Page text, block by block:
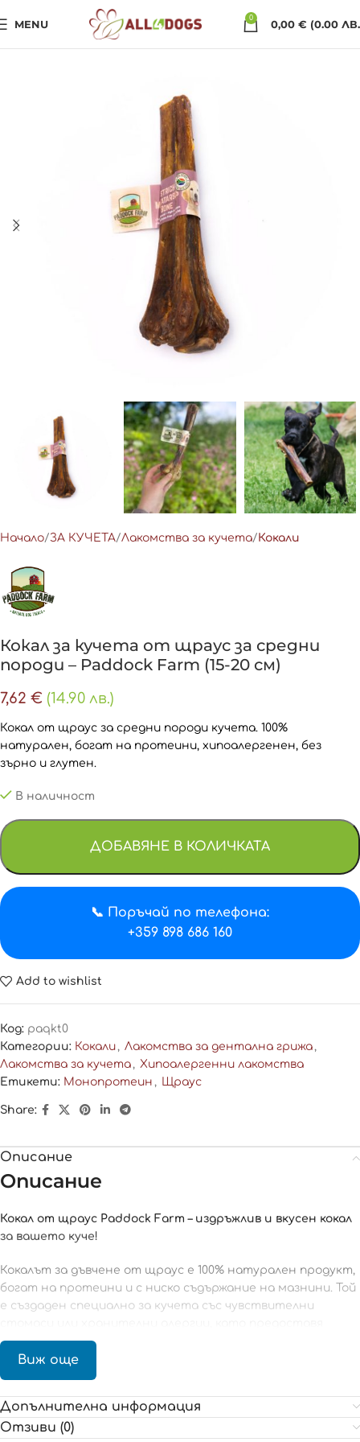
MENU 0 0,00 € (0.00
Начало ЗА КУЧЕТА Лакомства за кучета Кокали
Кокал за кучета от щраус за средни
породи – Paddock Farm (15-20 см)
7,62 € (14.90 лв.)
Кокал от щраус за средни породи кучета. 100%
натурален, богат на протеини, хипоалергенен, без
зърно и глутен.
В наличност
ДОБАВЯНЕ В КОЛИЧКАТА
📞 Поръчай по телефона:
+359 898 686 160
Add to wishlist
Код: paqkt0
Категории: Кокали, Лакомства за дентална грижа,
Лакомства за кучета, Хипоалергенни лакомства
Етикети: Монопротеин , Щраус
Share:
Описание
Описание
Кокал от щраус Paddock Farm – издръжлив и вкусен кокал
за вашето куче!
Кокалът за дъвчене от щраус е 100% натурален продукт,
богат на протеини и с ниско съдържание на мазнини. Той
е създаден специално за кучета със чувствителни
хипоалергенно решение за дълготрайно удоволствие.
Характеристики:
Дълготраен продукт:Изключително издръжлив,
осигурява часове забавление.
Виж още
Допълнителна информация
Отзиви (0)